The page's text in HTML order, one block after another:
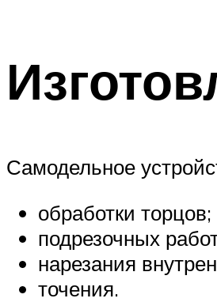
Самодельное
обработки торцов;
подрезочных
нарезания
точения.